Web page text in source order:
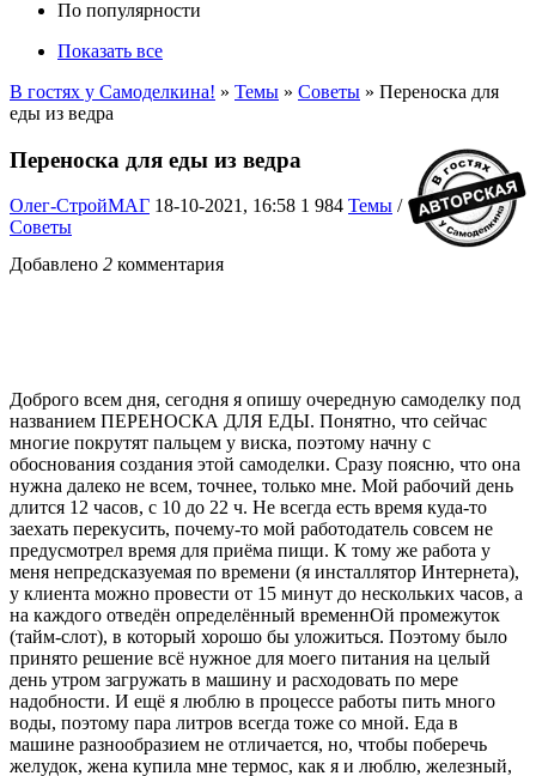
По популярности
Показать все
В гостях у Самоделкина! » Темы » Советы » Переноска для
еды из ведра
Переноска для еды из ведра
Олег-СтройМАГ 18-10-2021, 16:58 1 984 Темы /
Советы
Добавлено 2 комментария
Доброго всем дня, сегодня я опишу очередную самоделку под
названием ПЕРЕНОСКА ДЛЯ ЕДЫ. Понятно, что сейчас
многие покрутят пальцем у виска, поэтому начну с
обоснования создания этой самоделки. Сразу поясню, что она
нужна далеко не всем, точнее, только мне. Мой рабочий день
длится 12 часов, с 10 до 22 ч. Не всегда есть время куда-то
заехать перекусить, почему-то мой работодатель совсем не
предусмотрел время для приёма пищи. К тому же работа у
меня непредсказуемая по времени (я инсталлятор Интернета),
у клиента можно провести от 15 минут до нескольких часов, а
на каждого отведён определённый временнОй промежуток
(тайм-слот), в который хорошо бы уложиться. Поэтому было
принято решение всё нужное для моего питания на целый
день утром загружать в машину и расходовать по мере
надобности. И ещё я люблю в процессе работы пить много
воды, поэтому пара литров всегда тоже со мной. Еда в
машине разнообразием не отличается, но, чтобы поберечь
желудок, жена купила мне термос, как я и люблю, железный,